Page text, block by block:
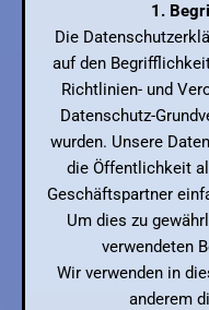
1.
Die
auf den
Richtlinien- und
Datenschutz-
wurden. Unsere
die Öffentlichkeit
Geschäftspartner
Um dies zu
verwendeten
Wir verwenden in
anderem